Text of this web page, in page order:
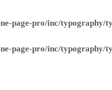
page-pro/inc/typography/
page-pro/inc/typography/